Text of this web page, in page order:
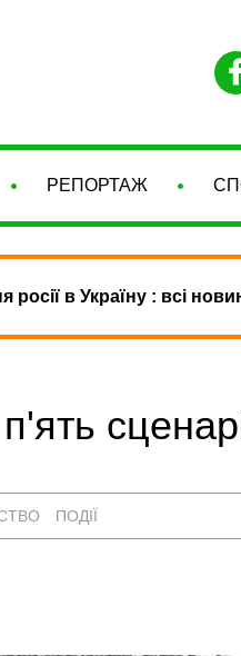
РЕПОРТАЖ
росії в Україну : всі
ПОДІЇ